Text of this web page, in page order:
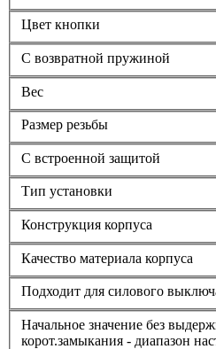
Цвет кнопки
С возвратной пружиной
Вес
Размер резьбы
С встроенной защитой
Тип установки
Конструкция корпуса
Качество материала корпуса
Подходит для силового
Начальное значение без
корот.замыкания - диапазон